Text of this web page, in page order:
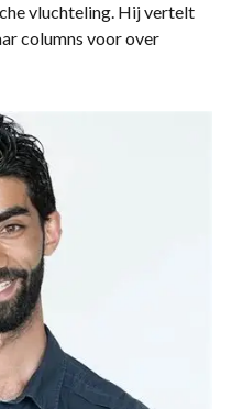
vluchteling. Hij vertelt
columns voor over